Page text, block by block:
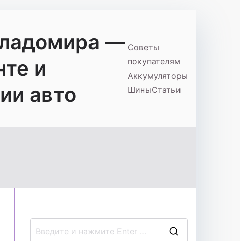
—
и
авто
Советы
покупателям
Аккумуляторы
ШиныСтатьи